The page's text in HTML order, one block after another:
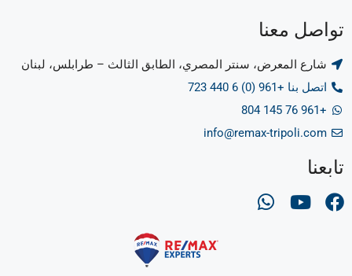
تواصل معنا
شارع المعرض، سنتر المصري، الطابق الثالث – طرابلس، لبنان
اتصل بنا +961 (0) 6 440 723
+961 76 145 804
info@remax-tripoli.com
تابعنا